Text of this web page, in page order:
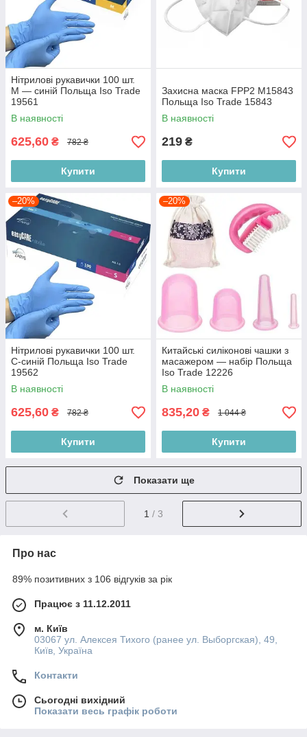
Нітрилові рукавички 100 шт.
М — синій Польща Iso Trade
19561
В наявності
625,60 ₴ 782 ₴
Купити
Захисна маска FPP2 M15843
Польща Iso Trade 15843
В наявності
219 ₴
Купити
–20%
Нітрилові рукавички 100 шт.
С-синій Польща Iso Trade
19562
В наявності
625,60 ₴ 782 ₴
Купити
–20%
Китайські силіконові чашки з
масажером — набір Польща
Iso Trade 12226
В наявності
835,20 ₴ 1 044 ₴
Купити
Показати ще
1 / 3
Про нас
89% позитивних з 106 відгуків за рік
Працює з 11.12.2011
м. Київ
03067 ул. Алексея Тихого (ранее ул. Выборгская), 49,
Київ, Україна
Контакти
Сьогодні вихідний
Показати весь графік роботи